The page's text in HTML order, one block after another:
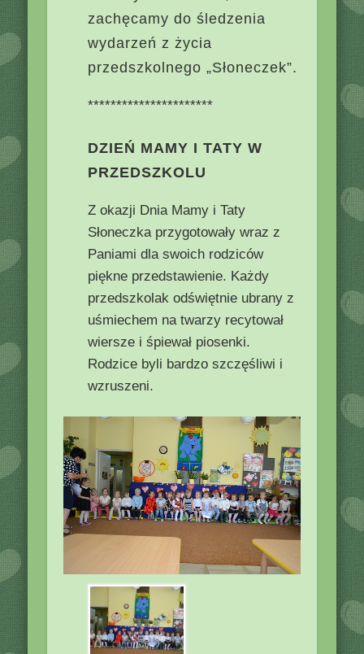
zachęcamy do śledzenia
wydarzeń z życia
przedszkolnego „Słoneczek”.
**********************
DZIEŃ MAMY I TATY W
PRZEDSZKOLU
Z okazji Dnia Mamy i Taty
Słoneczka przygotowały wraz z
Paniami dla swoich rodziców
piękne przedstawienie. Każdy
przedszkolak odświętnie ubrany z
uśmiechem na twarzy recytował
wiersze i śpiewał piosenki.
Rodzice byli bardzo szczęśliwi i
wzruszeni.